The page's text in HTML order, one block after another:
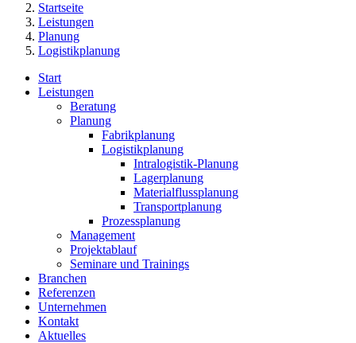
Startseite
Leistungen
Planung
Logistikplanung
Start
Leistungen
Beratung
Planung
Fabrikplanung
Logistikplanung
Intralogistik-Planung
Lagerplanung
Materialflussplanung
Transportplanung
Prozessplanung
Management
Projektablauf
Seminare und Trainings
Branchen
Referenzen
Unternehmen
Kontakt
Aktuelles